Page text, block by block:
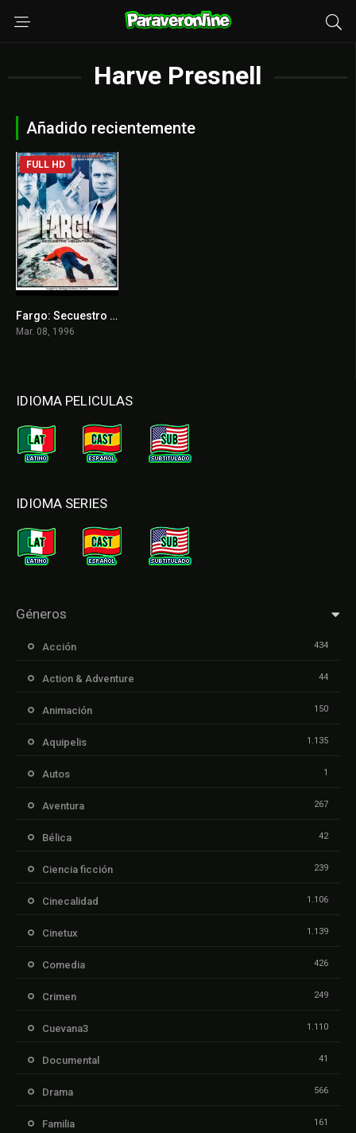
Harve Presnell
Añadido recientemente
8.1
FULL HD
Fargo: Secuestro Voluntario
Mar. 08, 1996
IDIOMA PELICULAS
IDIOMA SERIES
Géneros
Acción 434
Action & Adventure 44
Animación 150
Aquipelis 1.135
Autos 1
Aventura 267
Bélica 42
Ciencia ficción 239
Cinecalidad 1.106
Cinetux 1.139
Comedia 426
Crimen 249
Cuevana3 1.110
Documental 41
Drama 566
Familia 161